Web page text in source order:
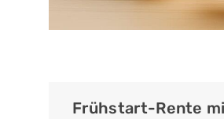
Frühstart-Rente